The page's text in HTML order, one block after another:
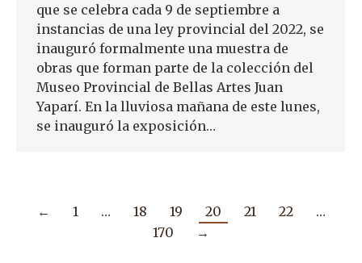
que se celebra cada 9 de septiembre a
instancias de una ley provincial del 2022, se
inauguró formalmente una muestra de
obras que forman parte de la colección del
Museo Provincial de Bellas Artes Juan
Yaparí. En la lluviosa mañana de este lunes,
se inauguró la exposición…
← 1 … 18 19 20 21 22
…
170
→